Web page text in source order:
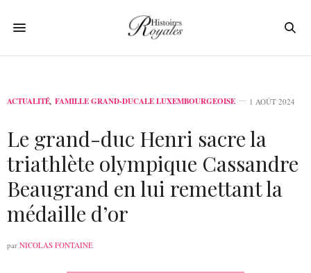
ACTUALITÉ, FAMILLE GRAND-DUCALE LUXEMBOURGEOISE 1 AOÛT 2024
Le grand-duc Henri sacre la
triathlète olympique Cassandre
Beaugrand en lui remettant la
médaille d’or
par NICOLAS FONTAINE